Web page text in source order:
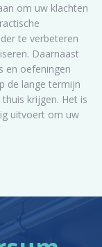
om uw klachten
te verbeteren
Daarnaast
en oefeningen
de lange termijn
krijgen. Het is
uitvoert om uw